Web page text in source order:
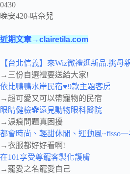
0430
晚安420-咕奈兒
近期文章→clairetila.com
【台北信義】來Wiz微禮逛新品.挑
→三份自選禮要送給大家!
依比鴨鴨水岸民宿♥9款主題客房
→超可愛又可以帶寵物的民宿
眼睛健檢✿遠見動物眼科醫院
→淚痕問題真困擾
都會時尚、輕甜休閒、運動風~fisso
→衣服都好好看啊!
在101享受尊寵客製化護膚
→寵愛之名寵愛自己